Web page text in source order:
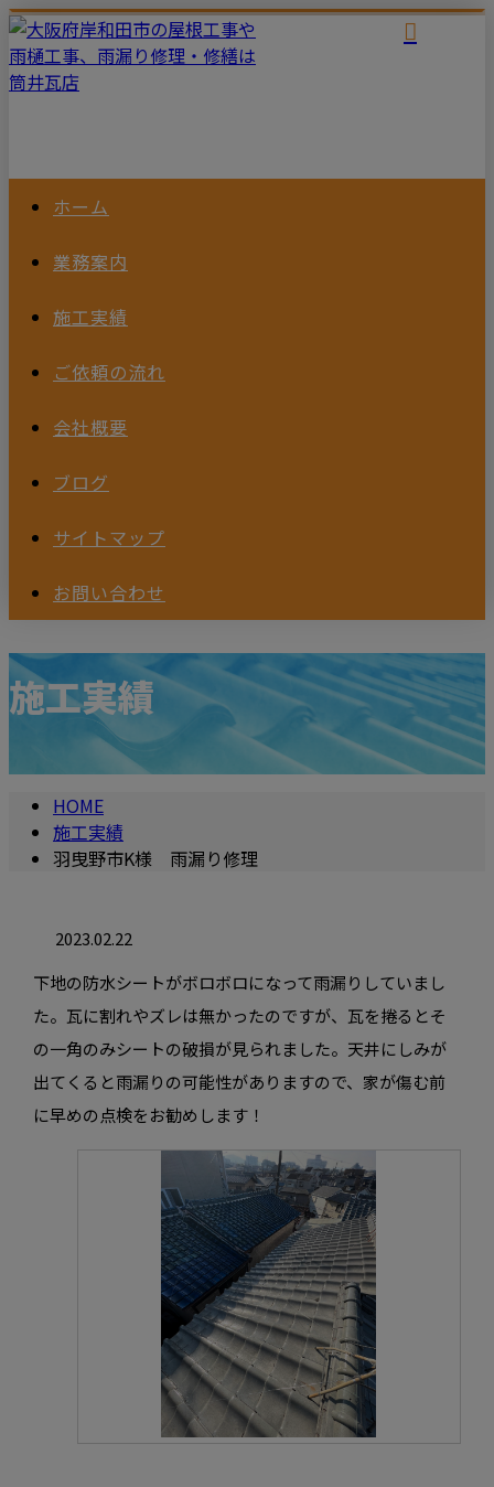
ホーム
業務案内
施工実績
ご依頼の流れ
会社概要
ブログ
サイトマップ
お問い合わせ
施工実績
HOME
施工実績
羽曳野市K様 雨漏り修理
2023.02.22
下地の防水シートがボロボロになって雨漏りしていまし
た。瓦に割れやズレは無かったのですが、瓦を捲るとそ
の一角のみシートの破損が見られました。天井にしみが
出てくると雨漏りの可能性がありますので、家が傷む前
に早めの点検をお勧めします！